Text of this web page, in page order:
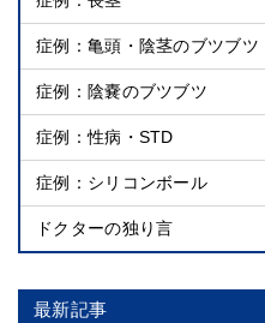
症例：亀頭・陰茎のブツブツ
症例：陰嚢のブツブツ
症例：性病・STD
症例：シリコンボール
ドクターの独り言
最新記事